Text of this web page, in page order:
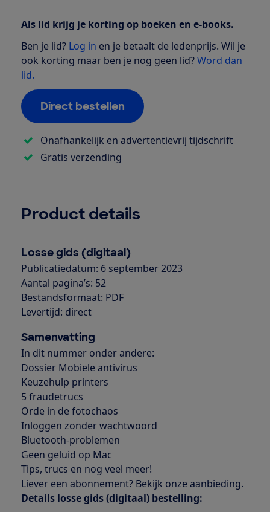
Als lid krijg je korting op boeken en e-books.
Ben je lid? Log in en je betaalt de ledenprijs. Wil je
ook korting maar ben je nog geen lid?Word dan
lid.
Direct bestellen
Onafhankelijk en advertentievrij tijdschrift
Gratis verzending
Product details
Losse gids (digitaal)
Publicatiedatum: 6 september 2023
Aantal pagina’s: 52
Bestandsformaat: PDF
Levertijd: direct
Samenvatting
In dit nummer onder andere:
Dossier Mobiele antivirus
Keuzehulp printers
5 fraudetrucs
Orde in de fotochaos
Inloggen zonder wachtwoord
Bluetooth-problemen
Geen geluid op Mac
Tips, trucs en nog veel meer!
Liever een abonnement? Bekijk onze aanbieding.
Details losse gids (digitaal) bestelling: